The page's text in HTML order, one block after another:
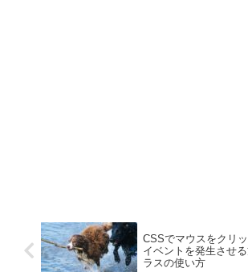
CSSでマウスをクリ
イベントを発生させ
ラスの使い方